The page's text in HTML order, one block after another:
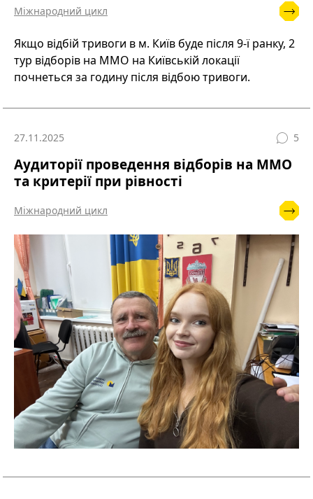
Міжнародний цикл
Якщо відбій тривоги в м. Київ буде після 9-ї ранку, 2
тур відборів на ММО на Київській локації
почнеться за годину після відбою тривоги.
27.11.2025 5
Аудиторії проведення відборів на ММО
та критерії при рівності
Міжнародний цикл